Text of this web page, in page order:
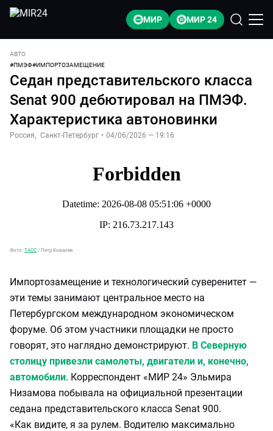
МИР МИР 24
АВТО
#ПМЭФ#ИМПОРТОЗАМЕЩЕНИЕ
Седан представительского класса
Senat 900 дебютировал на ПМЭФ.
Характеристика автоновинки
Россия, Санкт-Петербург • 04/06/2026 — 19:16
Фото: ТАСС / Петр Ковалев
Импортозамещение и технологический суверенитет —
эти темы занимают центральное место на
Петербургском международном экономическом
форуме. Об этом участники площадки не просто
говорят, это наглядно демонстрируют. В Северную
столицу привезли самолеты, двигатели и, конечно,
автомобили. Корреспондент «МИР 24» Эльмира
Низамова побывала на официальной презентации
седана представительского класса Senat 900.
«Как видите, я за рулем. Водителю максимально